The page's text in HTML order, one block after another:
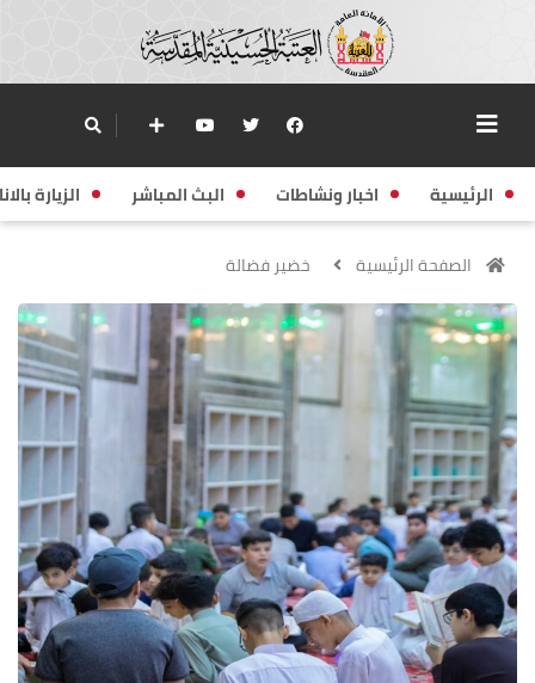
الرئيسية اخبار ونشاطات البث المباشر الزيارة
الصفحة الرئيسية خضير فضالة